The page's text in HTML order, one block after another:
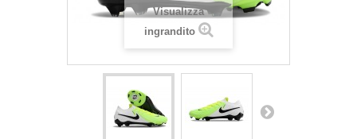
Visualizza
ingrandito